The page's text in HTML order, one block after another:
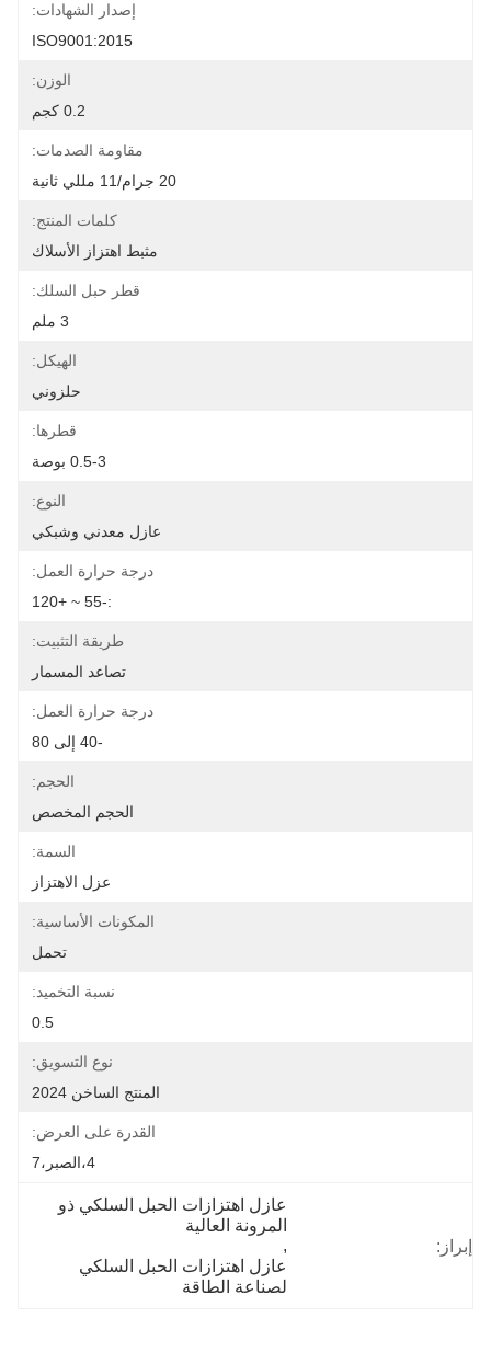
إصدار الشهادات:
ISO9001:2015
الوزن:
0.2 كجم
مقاومة الصدمات:
20 جرام/11 مللي ثانية
كلمات المنتج:
مثبط اهتزاز الأسلاك
قطر حبل السلك:
الهيكل:
حلزوني
قطرها:
0.5-3 بوصة
النوع:
عازل معدني وشبكي
درجة حرارة العمل:
:-55 ~ +120
طريقة التثبيت:
تصاعد المسمار
درجة حرارة العمل:
الحجم:
الحجم المخصص
السمة:
عزل الاهتزاز
المكونات الأساسية:
تحمل
نسبة التخميد:
0.5
نوع التسويق:
المنتج الساخن 2024
القدرة على العرض:
4،الصبر،7
إبراز:
عازل اهتزازات الحبل السلكي ذو
المرونة العالية
,
عازل اهتزازات الحبل السلكي
لصناعة الطاقة